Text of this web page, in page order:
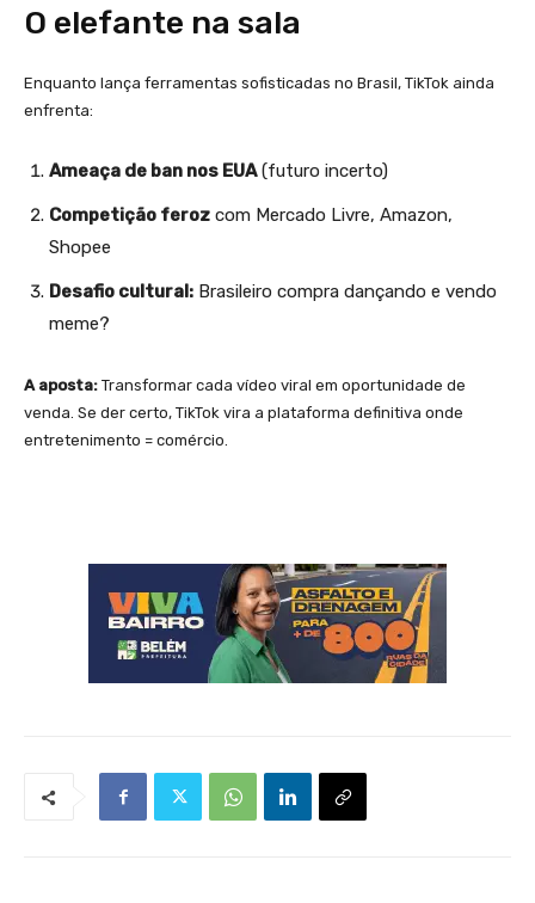
O elefante na sala
Enquanto lança ferramentas sofisticadas no Brasil, TikTok ainda
enfrenta:
Ameaça de ban nos EUA(futuro incerto)
Competição feroz com Mercado Livre, Amazon,
Shopee
Desafio cultural: Brasileiro compra dançando e vendo
meme?
A aposta: Transformar cada vídeo viral em oportunidade de
venda. Se der certo, TikTok vira a plataforma definitiva onde
entretenimento = comércio.